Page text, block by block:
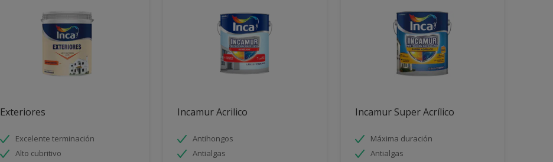
Exteriores
Excelente terminación
Alto cubritivo
Incamur Acrilico
Antihongos
Antialgas
Incamur Super Acrílico
Máxima duración
Antialgas